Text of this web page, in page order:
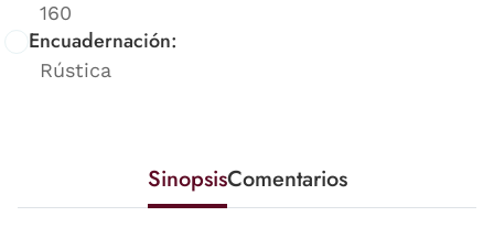
160
Encuadernación:
Rústica
SinopsisComentarios